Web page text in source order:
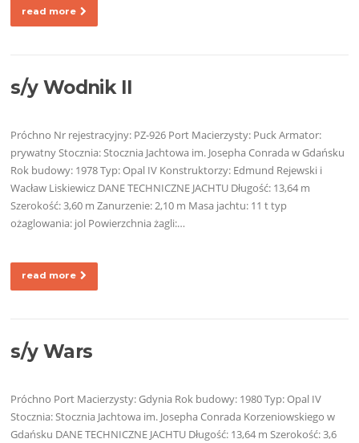
read more
s/y Wodnik II
Próchno Nr rejestracyjny: PZ-926 Port Macierzysty: Puck Armator:
prywatny Stocznia: Stocznia Jachtowa im. Josepha Conrada w Gdańsku
Rok budowy: 1978 Typ: Opal IV Konstruktorzy: Edmund Rejewski i
Wacław Liskiewicz DANE TECHNICZNE JACHTU Długość: 13,64 m
Szerokość: 3,60 m Zanurzenie: 2,10 m Masa jachtu: 11 t typ
ożaglowania: jol Powierzchnia żagli:…
read more
s/y Wars
Próchno Port Macierzysty: Gdynia Rok budowy: 1980 Typ: Opal IV
Stocznia: Stocznia Jachtowa im. Josepha Conrada Korzeniowskiego w
Gdańsku DANE TECHNICZNE JACHTU Długość: 13,64 m Szerokość: 3,6